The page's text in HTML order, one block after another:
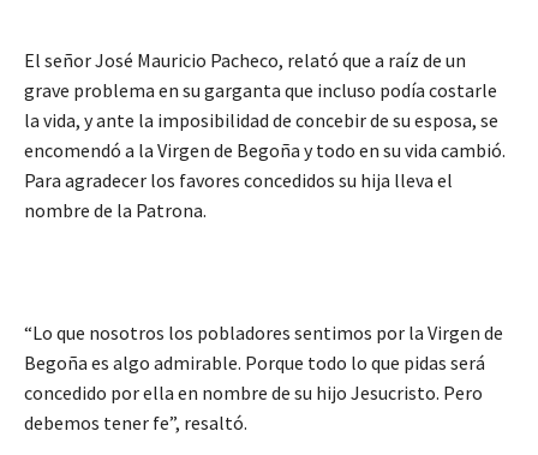
El señor José Mauricio Pacheco, relató que a raíz de un
grave problema en su garganta que incluso podía costarle
la vida, y ante la imposibilidad de concebir de su esposa, se
encomendó a la Virgen de Begoña y todo en su vida cambió.
Para agradecer los favores concedidos su hija lleva el
nombre de la Patrona.
“Lo que nosotros los pobladores sentimos por la Virgen de
Begoña es algo admirable. Porque todo lo que pidas será
concedido por ella en nombre de su hijo Jesucristo. Pero
debemos tener fe”, resaltó.